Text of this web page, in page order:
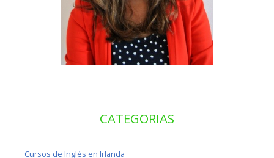
CATEGORIAS
Cursos de Inglés en Irlanda